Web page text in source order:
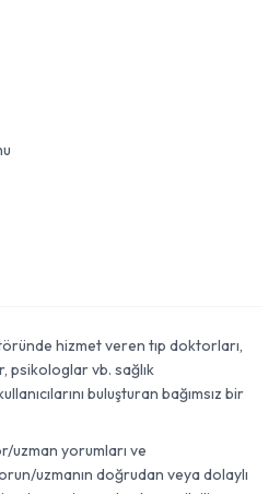
hizmet veren tıp doktorları,
psikologlar vb. sağlık
buluşturan bağımsız bir
uzman yorumları ve
uzmanın doğrudan veya dolaylı